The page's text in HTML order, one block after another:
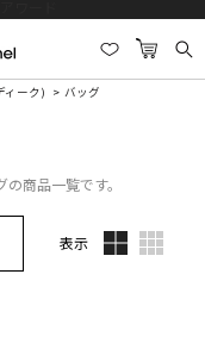
ィーク) バッグ
商品一覧です。
表示